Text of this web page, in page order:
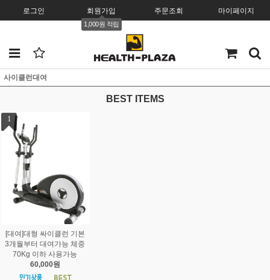
로그인 회원가입
1,000원 적립
주문조회 마이페이지
사이클런대여
BEST ITEMS
1
[대여]대형 싸이클런 기본
3개월부터 대여가능 체중
70Kg 이하 사용가능
60,000원